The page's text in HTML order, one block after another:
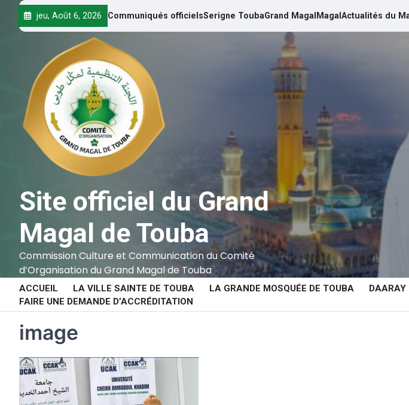
jeu, Août 6, 2026 Communiqués officielsSerigne ToubaGrand Magal Magal Actualités du
Site officiel du Grand
Magal de Touba
Commission Culture et Communication du Comité
d’Organisation du Grand Magal de Touba
ACCUEIL LA VILLE SAINTE DE TOUBA LA GRANDE MOSQUÉE DE TOUBA DAARAY
FAIRE UNE DEMANDE D’ACCRÉDITATION
image